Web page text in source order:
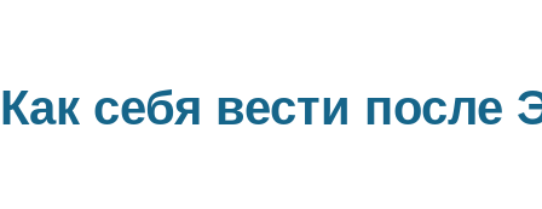
Как себя вести после